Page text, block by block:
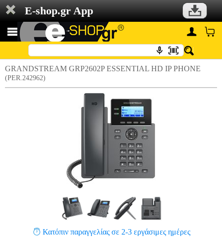
E-shop.gr App
GRANDSTREAM GRP2602P ESSENTIAL HD IP PHONE
(PER.242962)
Κατόπιν παραγγελίας σε 2-3 εργάσιμες ημέρες